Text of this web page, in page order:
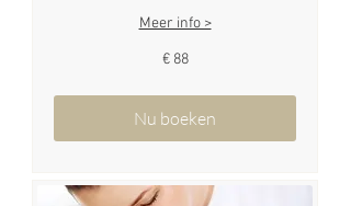
Meer info >
€ 88
Nu boeken